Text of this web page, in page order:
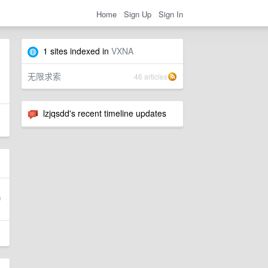
Home Sign Up Sign In
1 sites indexed in VXNA
无限求索 46 articles
lzjqsdd's recent timeline updates